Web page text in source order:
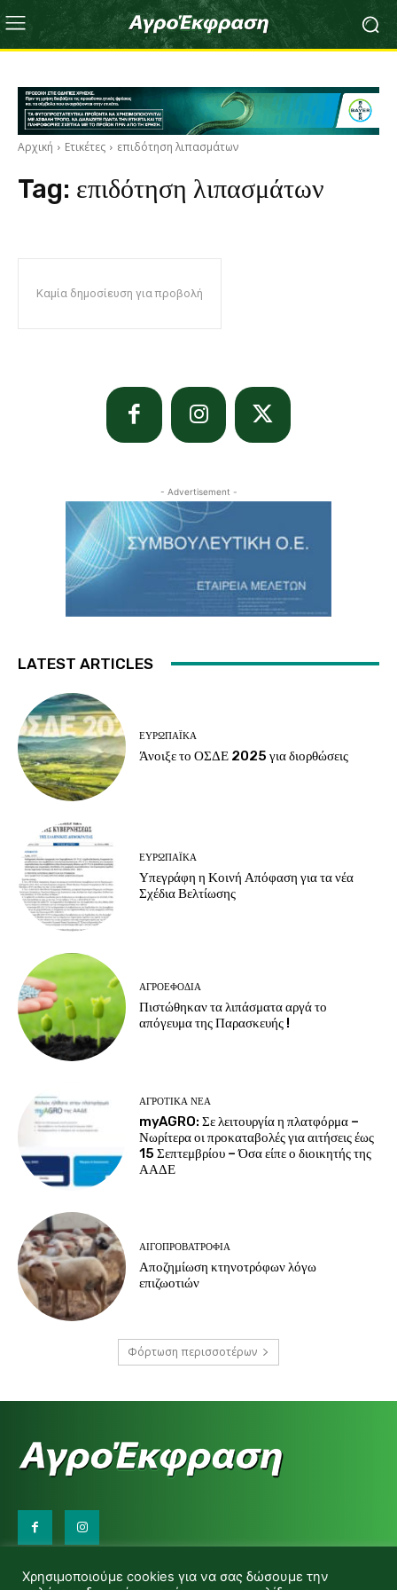
Αρχική Ετικέτες επιδότηση λιπασμάτων
Tag: επιδότηση λιπασμάτων
Καμία δημοσίευση για προβολή
- Advertisement -
LATEST ARTICLES
ΕΥΡΩΠΑΪΚΆ
Άνοιξε το ΟΣΔΕ 2025 για διορθώσεις
ΕΥΡΩΠΑΪΚΆ
Υπεγράφη η Κοινή Απόφαση για τα νέα
Σχέδια Βελτίωσης
ΑΓΡΟΕΦΌΔΙΑ
Πιστώθηκαν τα λιπάσματα αργά το
απόγευμα της Παρασκευής !
ΑΓΡΟΤΙΚΆ ΝΈΑ
myAGRO: Σε λειτουργία η πλατφόρμα –
Νωρίτερα οι προκαταβολές για αιτήσεις έως
15 Σεπτεμβρίου – Όσα είπε ο διοικητής της
ΑΑΔΕ
ΑΙΓΟΠΡΟΒΑΤΡΟΦΊΑ
Αποζημίωση κτηνοτρόφων λόγω
επιζωοτιών
Φόρτωση περισσοτέρων
d.makas@yahoo.gr
Χρησιμοποιούμε cookies για να σας δώσουμε την